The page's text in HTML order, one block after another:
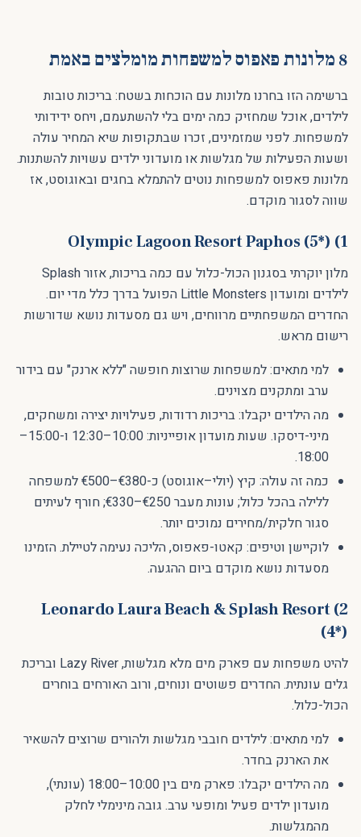
8 מלונות פאפוס למשפחות מומלצים באמת
ברשימה הזו בחרנו מלונות עם הוכחות בשטח: בריכות טובות
לילדים, אוכל שמחזיק כמה ימים בלי להשתעמם, ויחס ידידותי
למשפחות. לפני שמזמינים, זכרו שבתקופות שיא המחיר עולה
ושעות הפעילות של מגלשות או מועדוני ילדים עשויות להשתנות.
מלונות פאפוס למשפחות נוטים להתמלא בחגים ובאוגוסט, אז
שווה לסגור מוקדם.
1) Olympic Lagoon Resort Paphos (5*)
מלון יוקרתי בסגנון הכול-כלול עם כמה בריכות, אזור Splash
לילדים ומועדון Little Monsters הפועל בדרך כלל מדי יום.
החדרים המשפחתיים מרווחים, ויש גם מסעדות נושא שדורשות
רישום מראש.
למי מתאים: למשפחות שרוצות חופשה "ללא ארנק" עם בידור
ערב ומתקנים מצוינים.
מה הילדים יקבלו: בריכות רדודות, פעילויות יצירה ומשחקים,
מיני-דיסקו. שעות מועדון אופייניות: 10:00–12:30 ו-15:00–
18:00.
כמה זה עולה: קיץ (יולי–אוגוסט) כ-€380–€500 למשפחה
ללילה בהכל כלול; עונות מעבר €250–€330; חורף לעיתים
סגור חלקית/מחירים נמוכים יותר.
לוקיישן וטיפים: קאטו-פאפוס, הליכה נעימה לטיילת. הזמינו
מסעדות נושא מוקדם ביום ההגעה.
2) Leonardo Laura Beach & Splash Resort
(4*)
להיט משפחות עם פארק מים מלא מגלשות, Lazy River ובריכת
גלים עונתית. החדרים פשוטים ונוחים, ורוב האורחים בוחרים
הכול-כלול.
למי מתאים: לילדים חובבי מגלשות ולהורים שרוצים להשאיר
את הארנק בחדר.
מה הילדים יקבלו: פארק מים בין 10:00–18:00 (עונתי),
מועדון ילדים פעיל ומופעי ערב. גובה מינימלי לחלק
מהמגלשות.